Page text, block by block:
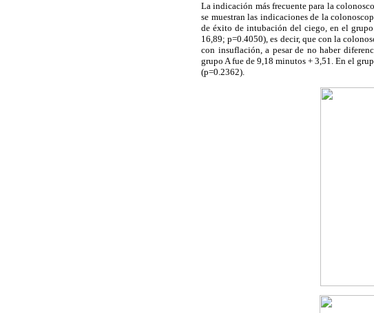
La indicación más frecuente para la
se muestran las indicaciones de la
de éxito de intubación del ciego, en el
16,89; p=0.4050), es decir, que con la
con insuflación, a pesar de no haber
grupo A fue de 9,18 minutos + 3,51. En el
(p=0.2362).